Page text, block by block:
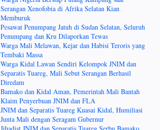
Serangan Xenofobia di Afrika Selatan Kian
Memburuk
Pesawat Penumpang Jatuh di Sudan Selatan, Seluruh
Penumpang dan Kru Dilaporkan Tewas
Warga Mali Melawan, Kejar dan Habisi Teroris yang
Tembaki Massa
Warga Kidal Lawan Sendiri Kelompok JNIM dan
Separatis Tuareg, Mali Sebut Serangan Berhasil
Diredam
Bamako dan Kidal Aman, Pemerintah Mali Bantah
Klaim Penyerbuan JNIM dan FLA
JNIM dan Separatis Tuareg Kuasai Kidal, Humiliasi
Junta Mali dengan Seragam Gubernur